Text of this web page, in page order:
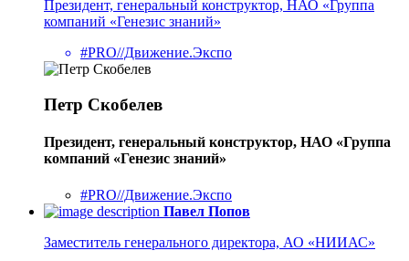
Президент, генеральный конструктор, НАО «Группа
компаний «Генезис знаний»
#PRO//Движение.Экспо
Петр Скобелев
Президент, генеральный конструктор, НАО «Группа
компаний «Генезис знаний»
#PRO//Движение.Экспо
Павел Попов
Заместитель генерального директора, АО «НИИАС»